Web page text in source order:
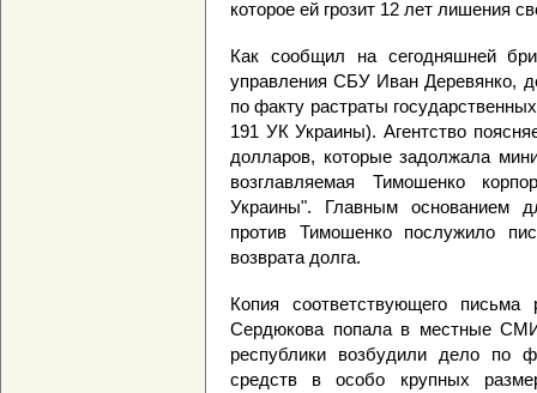
которое ей грозит 12 лет лишения
Как сообщил на сегодняшней
управления СБУ Иван Деревянко,
по факту растраты
191 УК Украины). Агентство
долларов, которые задолжала
возглавляемая Тимошенко
Украины". Главным основанием
против Тимошенко послужило
возврата долга.
Копия соответствующего письма
Сердюкова попала в местные
республики возбудили дело по
средств в особо крупных